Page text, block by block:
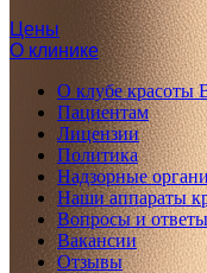
Цены
О клинике
О клубе красоты
Пациентам
Лицензии
Политика
Надзорные
Наши аппараты
Вопросы и ответы
Вакансии
Отзывы